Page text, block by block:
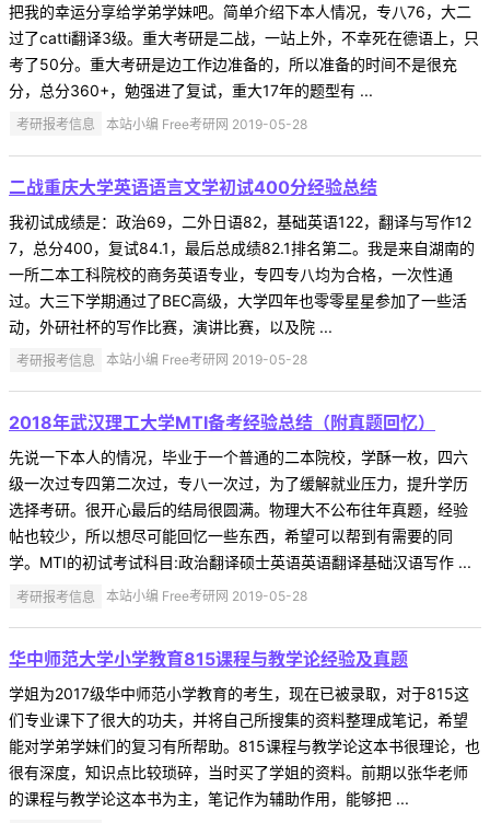
把我的幸运分享给学弟学妹吧。简单介绍下本人情况，专八76，大二
过了catti翻译3级。重大考研是二战，一站上外，不幸死在德语上，只
考了50分。重大考研是边工作边准备的，所以准备的时间不是很充
分，总分360+，勉强进了复试，重大17年的题型有 ...
考研报考信息 本站小编 Free考研网 2019-05-28
二战重庆大学英语语言文学初试400分经验总结
我初试成绩是：政治69，二外日语82，基础英语122，翻译与写作12
7，总分400，复试84.1，最后总成绩82.1排名第二。我是来自湖南的
一所二本工科院校的商务英语专业，专四专八均为合格，一次性通
过。大三下学期通过了BEC高级，大学四年也零零星星参加了一些活
动，外研社杯的写作比赛，演讲比赛，以及院 ...
考研报考信息 本站小编 Free考研网 2019-05-28
2018年武汉理工大学MTI备考经验总结（附真题回忆）
先说一下本人的情况，毕业于一个普通的二本院校，学酥一枚，四六
级一次过专四第二次过，专八一次过，为了缓解就业压力，提升学历
选择考研。很开心最后的结局很圆满。物理大不公布往年真题，经验
帖也较少，所以想尽可能回忆一些东西，希望可以帮到有需要的同
学。MTI的初试考试科目:政治翻译硕士英语英语翻译基础汉语写作 ...
考研报考信息 本站小编 Free考研网 2019-05-28
华中师范大学小学教育815课程与教学论经验及真题
学姐为2017级华中师范小学教育的考生，现在已被录取，对于815这
们专业课下了很大的功夫，并将自己所搜集的资料整理成笔记，希望
能对学弟学妹们的复习有所帮助。815课程与教学论这本书很理论，也
很有深度，知识点比较琐碎，当时买了学姐的资料。前期以张华老师
的课程与教学论这本书为主，笔记作为辅助作用，能够把 ...